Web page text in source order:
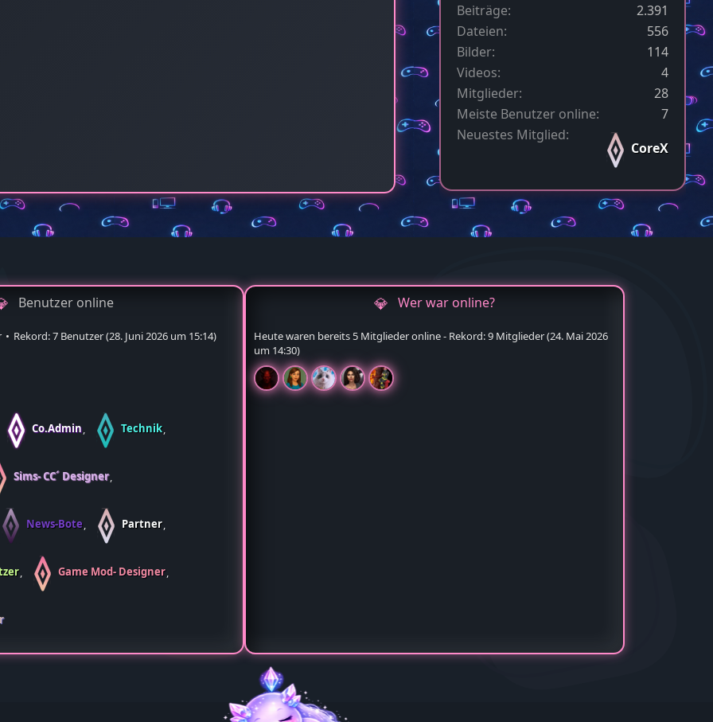
Beiträge
2.391
Dateien
556
Bilder
114
Videos
4
Mitglieder
28
Meiste Benutzer online
7
Neuestes Mitglied
CoreX
Benutzer online
Rekord: 7 Benutzer (28. Juni 2026 um 15:14)
Co.Admin Technik
Sims- CC´ Designer
News-Bote Partner
Game Mod- Designer
Wer war online?
Heute waren bereits 5 Mitglieder online - Rekord: 9 Mitglieder (24. Mai 2026
um 14:30)